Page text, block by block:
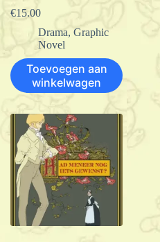
€15.00
Drama,Graphic
Novel
Toevoegen aan
winkelwagen